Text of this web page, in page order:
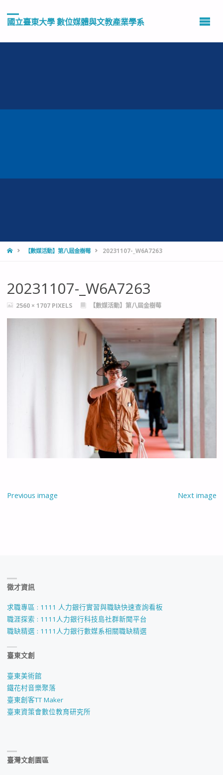
國立臺東大學 數位媒體與文教產業學系
HOME【數媒活動】第八屆金樹莓 20231107-_W6A7263
20231107-_W6A7263
FULL2560 × 1707 PIXELS 【數媒活動】第八屆金樹莓
Previous image Next image
徵才資訊
求職專區 : 1111 人力銀行實習與職缺快速查詢看板
職涯探索 : 1111人力銀行科技島社群新聞平台
職缺精選 : 1111人力銀行數媒系相關職缺精選
臺東文創
臺東美術館
鐵花村音樂聚落
臺東創客TT Maker
臺東資策會數位教育研究所
臺灣文創園區